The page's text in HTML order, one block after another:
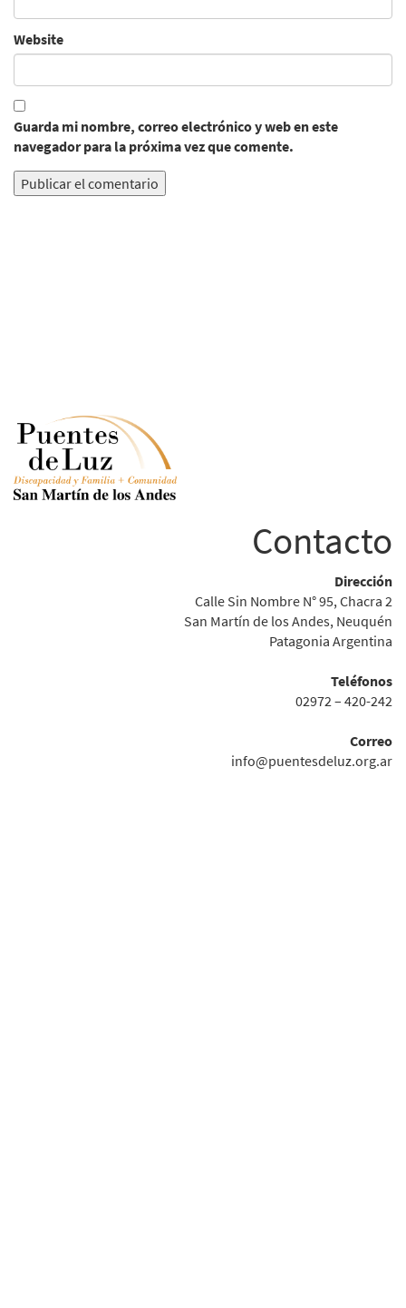
Website
Guarda mi nombre, correo electrónico y web en este
navegador para la próxima vez que comente.
Contacto
Dirección
Calle Sin Nombre N° 95, Chacra 2
San Martín de los Andes, Neuquén
Patagonia Argentina
Teléfonos
02972 – 420-242
Correo
info@puentesdeluz.org.ar